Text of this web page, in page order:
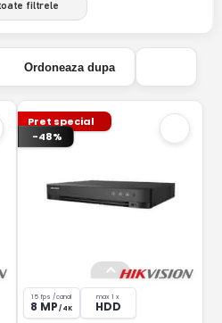
filtrele
Ordoneaza dupa
Pret special
-48%
15 fps /canal
8 MP / 4K
max 1 x
HDD